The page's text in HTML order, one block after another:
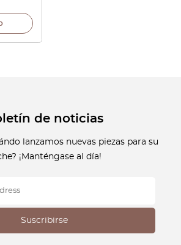
de noticias
lanzamos nuevas piezas para su
¡Manténgase al día!